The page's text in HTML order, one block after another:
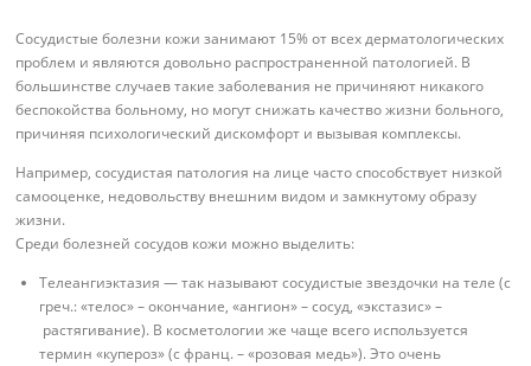
Сосудистые болезни кожи занимают 15% от всех дерматологических
проблем и являются довольно распространенной патологией. В
большинстве случаев такие заболевания не причиняют никакого
беспокойства больному, но могут снижать качество жизни больного,
причиняя психологический дискомфорт и вызывая комплексы.
Например, сосудистая патология на лице часто способствует низкой
самооценке, недовольству внешним видом и замкнутому образу
жизни.
Среди болезней сосудов кожи можно выделить:
Телеангиэктазия — так называют сосудистые звездочки на теле (с
греч.: «телос» – окончание, «ангион» – сосуд, «экстазис» –
растягивание). В косметологии же чаще всего используется
термин «купероз» (с франц. – «розовая медь»). Это очень